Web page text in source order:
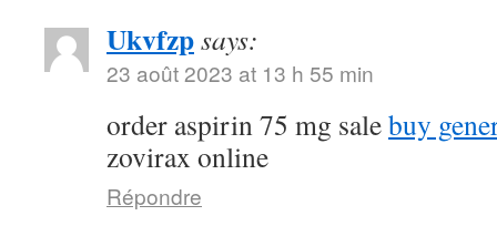
Ukvfzpsays:
23 août 2023 at 13 h 55 min
order aspirin 75 mg salebuy
zovirax online
Répondre